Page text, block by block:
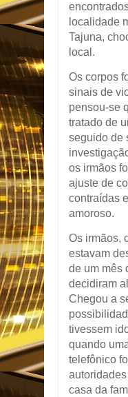
localidade
Tajuna,
local.
Os corpos
sinais de
pensou-se
tratado de
seguido de
os irmãos
ajuste de
contraídas
amoroso.
Os irmãos,
estavam
de um mês
decidiram
Chegou a
tivessem
quando
telefônico
casa da